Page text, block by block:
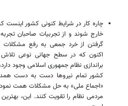
چاره کار در شرایط کنونی کشور اینست
خارج شوند و از تجربیات صاحبان تجربه
‌گرفتن از خرد جمعی به رفع مشکلات
اکنون که در سطح جهانی نوعی
براندازی نظام جمهوری اسلامی وجود
کشور تمام نیروها دست به دست
«اجماع ملی» به حل مشکلات همت
مردمی نظام را تقویت کنند. این،